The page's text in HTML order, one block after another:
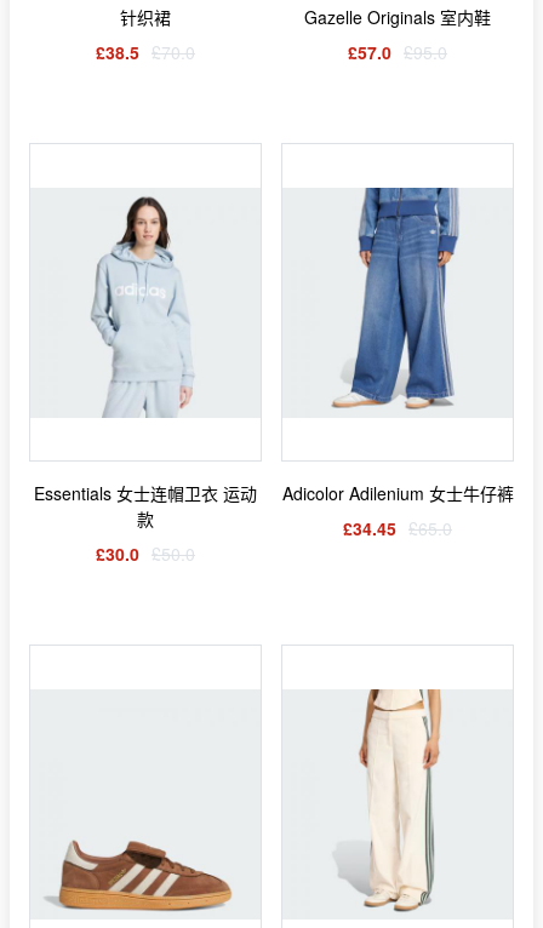
针织裙
£38.5 £70.0
Gazelle Originals 室内鞋
£57.0 £95.0
Essentials 女士连帽卫衣 运动
款
£30.0 £50.0
Adicolor Adilenium 女士牛仔裤
£34.45 £65.0